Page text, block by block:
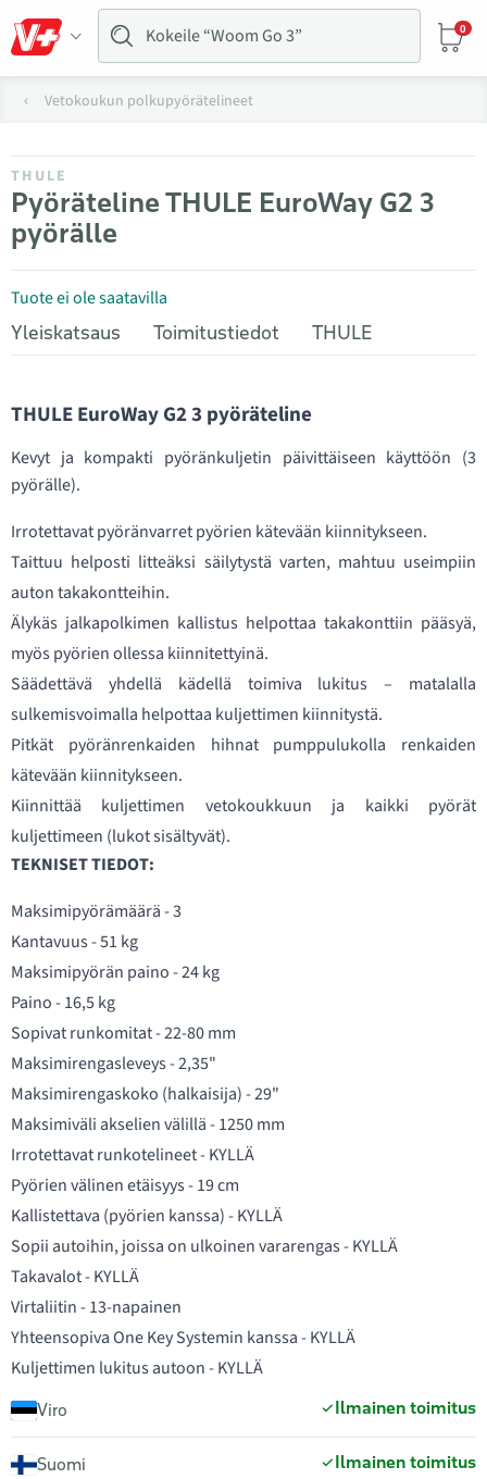
0
Vetokoukun polkupyörätelineet
THULE
Pyöräteline THULE EuroWay G2 3
pyörälle
Tuote ei ole saatavilla
Yleiskatsaus
Toimitustiedot THULE
THULE EuroWay G2 3 pyöräteline
Kevyt ja kompakti pyöränkuljetin päivittäiseen käyttöön (3
pyörälle).
Irrotettavat pyöränvarret pyörien kätevään kiinnitykseen.
Taittuu helposti litteäksi säilytystä varten, mahtuu useimpiin
auton takakontteihin.
Älykäs jalkapolkimen kallistus helpottaa takakonttiin pääsyä,
myös pyörien ollessa kiinnitettyinä.
Säädettävä yhdellä kädellä toimiva lukitus – matalalla
sulkemisvoimalla helpottaa kuljettimen kiinnitystä.
Pitkät pyöränrenkaiden hihnat pumppulukolla renkaiden
kätevään kiinnitykseen.
Kiinnittää kuljettimen vetokoukkuun ja kaikki pyörät
kuljettimeen (lukot sisältyvät).
TEKNISET TIEDOT:
Maksimipyörämäärä - 3
Kantavuus - 51 kg
Maksimipyörän paino - 24 kg
Paino - 16,5 kg
Sopivat runkomitat - 22-80 mm
Maksimirengasleveys - 2,35"
Maksimirengaskoko (halkaisija) - 29"
Maksimiväli akselien välillä - 1250 mm
Irrotettavat runkotelineet - KYLLÄ
Pyörien välinen etäisyys - 19 cm
Kallistettava (pyörien kanssa) - KYLLÄ
Sopii autoihin, joissa on ulkoinen vararengas - KYLLÄ
Takavalot - KYLLÄ
Virtaliitin - 13-napainen
Yhteensopiva One Key Systemin kanssa - KYLLÄ
Kuljettimen lukitus autoon - KYLLÄ
Viro Ilmainen toimitus
Suomi Ilmainen toimitus